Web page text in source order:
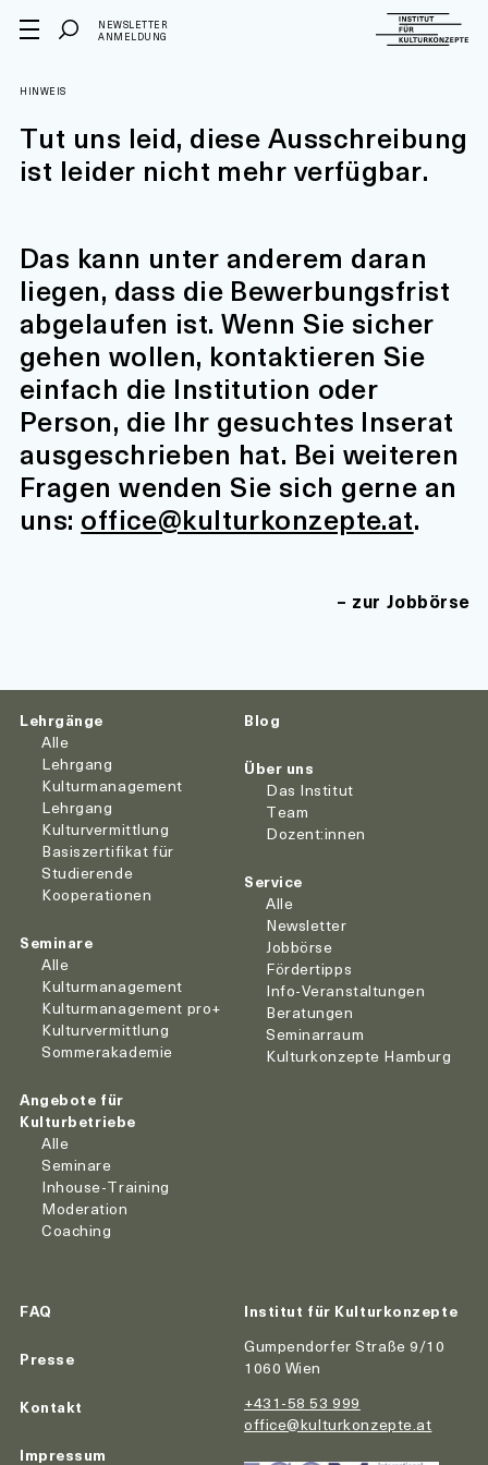
NEWSLETTER
ANMELDUNG
HINWEIS
Tut uns leid, diese Ausschreibung
ist leider nicht mehr verfügbar.
Das kann unter anderem daran
liegen, dass die Bewerbungsfrist
abgelaufen ist. Wenn Sie sicher
gehen wollen, kontaktieren Sie
einfach die Institution oder
Person, die Ihr gesuchtes Inserat
ausgeschrieben hat. Bei weiteren
Fragen wenden Sie sich gerne an
uns: office@kulturkonzepte.at.
zur Jobbörse
Lehrgänge
Alle
Lehrgang
Kulturmanagement
Lehrgang
Kulturvermittlung
Basiszertifikat für
Studierende
Kooperationen
Seminare
Alle
Kulturmanagement
Kulturmanagement pro+
Kulturvermittlung
Sommerakademie
Angebote für
Kulturbetriebe
Alle
Seminare
Inhouse-Training
Moderation
Coaching
Blog
Über uns
Das Institut
Team
Dozent:innen
Service
Alle
Newsletter
Jobbörse
Fördertipps
Info-Veranstaltungen
Beratungen
Seminarraum
Kulturkonzepte Hamburg
FAQ
Presse
Kontakt
Impressum
Institut für Kulturkonzepte
Gumpendorfer Straße 9/10
1060 Wien
+431-58 53 999
office@kulturkonzepte.at